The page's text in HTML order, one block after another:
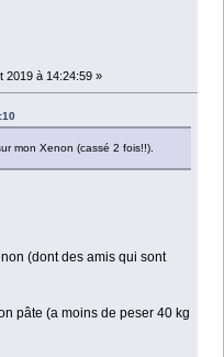
2019 à 14:24:59 »
mon Xenon (cassé 2 fois!!).
(dont des amis qui sont
pâte (a moins de peser 40 kg